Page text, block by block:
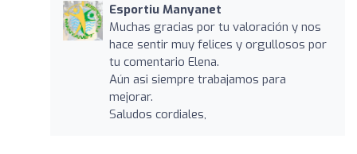
Esportiu Manyanet
Muchas gracias por tu valoración y nos
hace sentir muy felices y orgullosos por
tu comentario Elena.
Aún asi siempre trabajamos para
mejorar.
Saludos cordiales,